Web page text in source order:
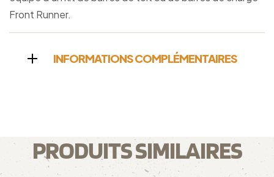
Front Runner.
INFORMATIONS COMPLÉMENTAIRES
PRODUITS SIMILAIRES